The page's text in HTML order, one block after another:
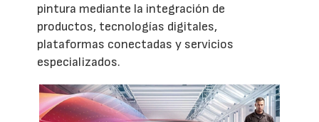
pintura mediante la integración de
productos, tecnologías digitales,
plataformas conectadas y servicios
especializados.